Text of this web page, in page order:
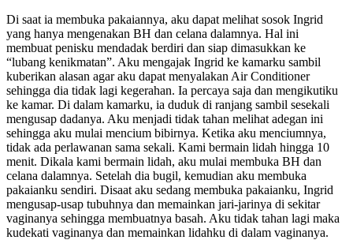
Di saat ia membuka pakaiannya, aku dapat melihat sosok Ingrid
yang hanya mengenakan BH dan celana dalamnya. Hal ini
membuat penisku mendadak berdiri dan siap dimasukkan ke
“lubang kenikmatan”. Aku mengajak Ingrid ke kamarku sambil
kuberikan alasan agar aku dapat menyalakan Air Conditioner
sehingga dia tidak lagi kegerahan. Ia percaya saja dan mengikutiku
ke kamar. Di dalam kamarku, ia duduk di ranjang sambil sesekali
mengusap dadanya. Aku menjadi tidak tahan melihat adegan ini
sehingga aku mulai mencium bibirnya. Ketika aku menciumnya,
tidak ada perlawanan sama sekali. Kami bermain lidah hingga 10
menit. Dikala kami bermain lidah, aku mulai membuka BH dan
celana dalamnya. Setelah dia bugil, kemudian aku membuka
pakaianku sendiri. Disaat aku sedang membuka pakaianku, Ingrid
mengusap-usap tubuhnya dan memainkan jari-jarinya di sekitar
vaginanya sehingga membuatnya basah. Aku tidak tahan lagi maka
kudekati vaginanya dan memainkan lidahku di dalam vaginanya.